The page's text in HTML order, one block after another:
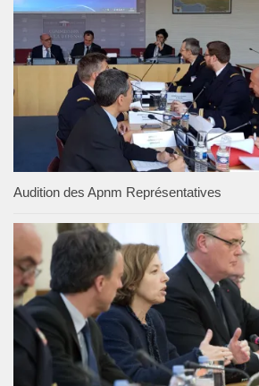
Audition des Apnm Représentatives